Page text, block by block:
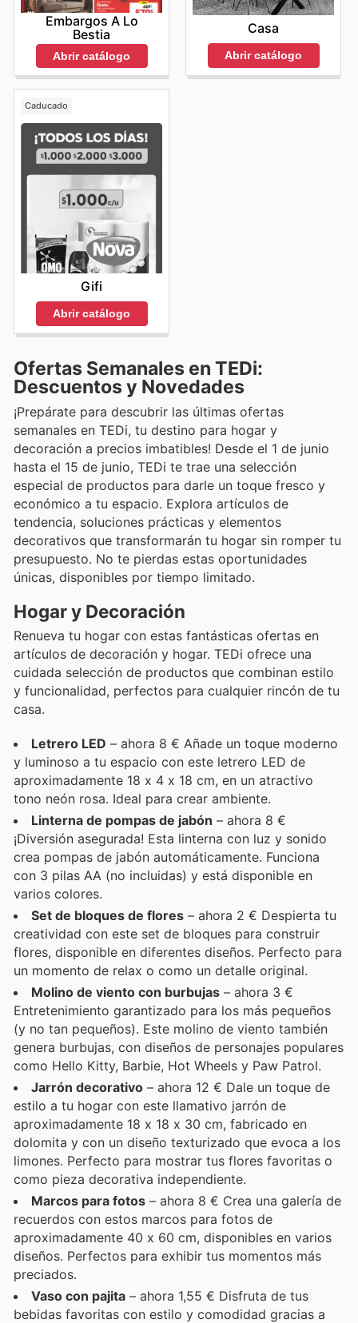
Embargos A Lo
Bestia
Abrir catálogo
Casa
Abrir catálogo
Caducado
Gifi
Abrir catálogo
Ofertas Semanales en TEDi:
Descuentos y Novedades
¡Prepárate para descubrir las últimas ofertas
semanales en TEDi, tu destino para hogar y
decoración a precios imbatibles! Desde el 1 de junio
hasta el 15 de junio, TEDi te trae una selección
especial de productos para darle un toque fresco y
económico a tu espacio. Explora artículos de
tendencia, soluciones prácticas y elementos
decorativos que transformarán tu hogar sin romper tu
presupuesto. No te pierdas estas oportunidades
únicas, disponibles por tiempo limitado.
Hogar y Decoración
Renueva tu hogar con estas fantásticas ofertas en
artículos de decoración y hogar. TEDi ofrece una
cuidada selección de productos que combinan estilo
y funcionalidad, perfectos para cualquier rincón de tu
casa.
Letrero LED – ahora 8 € Añade un toque moderno
y luminoso a tu espacio con este letrero LED de
aproximadamente 18 x 4 x 18 cm, en un atractivo
tono neón rosa. Ideal para crear ambiente.
Linterna de pompas de jabón – ahora 8 €
¡Diversión asegurada! Esta linterna con luz y sonido
crea pompas de jabón automáticamente. Funciona
con 3 pilas AA (no incluidas) y está disponible en
varios colores.
Set de bloques de flores – ahora 2 € Despierta tu
creatividad con este set de bloques para construir
flores, disponible en diferentes diseños. Perfecto para
un momento de relax o como un detalle original.
Molino de viento con burbujas – ahora 3 €
Entretenimiento garantizado para los más pequeños
(y no tan pequeños). Este molino de viento también
genera burbujas, con diseños de personajes populares
como Hello Kitty, Barbie, Hot Wheels y Paw Patrol.
Jarrón decorativo – ahora 12 € Dale un toque de
estilo a tu hogar con este llamativo jarrón de
aproximadamente 18 x 18 x 30 cm, fabricado en
dolomita y con un diseño texturizado que evoca a los
limones. Perfecto para mostrar tus flores favoritas o
como pieza decorativa independiente.
Marcos para fotos – ahora 8 € Crea una galería de
recuerdos con estos marcos para fotos de
aproximadamente 40 x 60 cm, disponibles en varios
diseños. Perfectos para exhibir tus momentos más
preciados.
Vaso con pajita – ahora 1,55 € Disfruta de tus
bebidas favoritas con estilo y comodidad gracias a